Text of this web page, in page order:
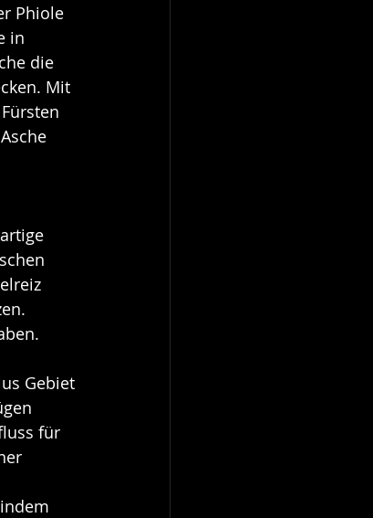
Phiole
in
die
Mit
Gebiet
für